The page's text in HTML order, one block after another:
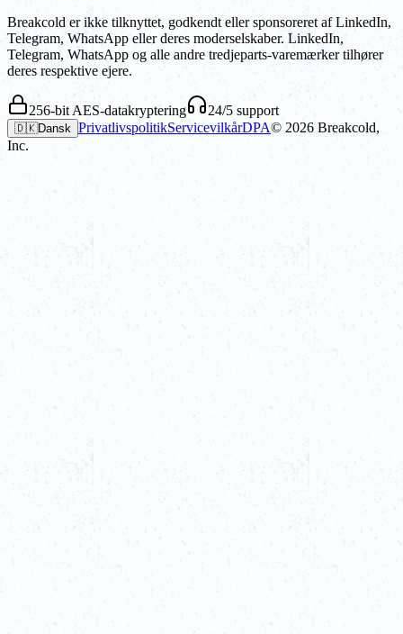
Breakcold er ikke tilknyttet, godkendt eller sponsoreret af LinkedIn,
Telegram, WhatsApp eller deres moderselskaber. LinkedIn,
Telegram, WhatsApp og alle andre tredjeparts-varemærker tilhører
deres respektive ejere.
256-bit AES-datakryptering 24/5 support
🇩🇰Dansk PrivatlivspolitikServicevilkårDPA© 2026 Breakcold,
Inc.